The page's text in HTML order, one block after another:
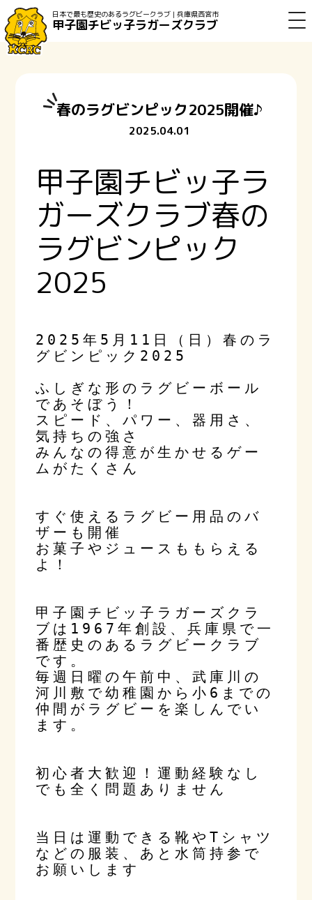
日本で最も歴史のあるラグビークラブ | 兵庫県西宮市
甲子園チビッ子ラガーズクラブ
春のラグビンピック2025開催♪
2025.04.01
甲子園チビッ子ラ
ガーズクラブ春の
ラグビンピック
2025
2025年5月11日（日）春のラ
グビンピック2025
ふしぎな形のラグビーボール
であそぼう！
スピード、パワー、器用さ、
気持ちの強さ
みんなの得意が生かせるゲー
ムがたくさん
すぐ使えるラグビー用品のバ
ザーも開催
お菓子やジュースももらえる
よ！
甲子園チビッ子ラガーズクラ
ブは1967年創設、兵庫県で一
番歴史のあるラグビークラブ
です。
毎週日曜の午前中、武庫川の
河川敷で幼稚園から小6までの
仲間がラグビーを楽しんでい
ます。
初心者大歓迎！運動経験なし
でも全く問題ありません
当日は運動できる靴やTシャツ
などの服装、あと水筒持参で
お願いします